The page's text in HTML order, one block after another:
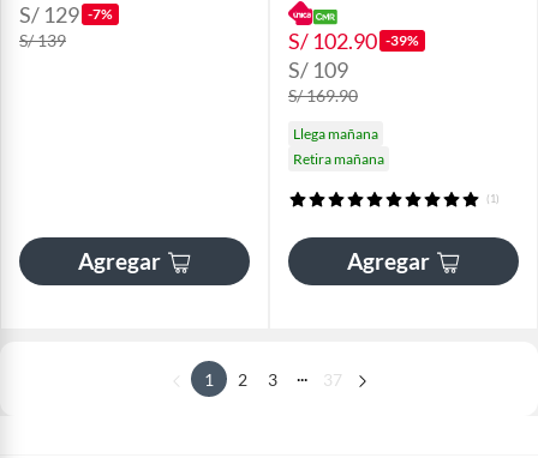
S/ 129 -7%
S/ 139
Agregar
S/ 102.90 -39%
S/ 109
S/ 169.90
Llega mañana
Retira mañana
(1)
Agregar
1 2 3 ... 37